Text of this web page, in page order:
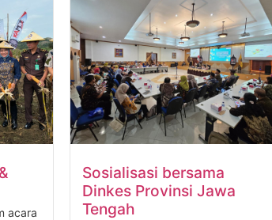
acara
Sosialisasi bersama
Dinkes Provinsi Jawa
Tengah